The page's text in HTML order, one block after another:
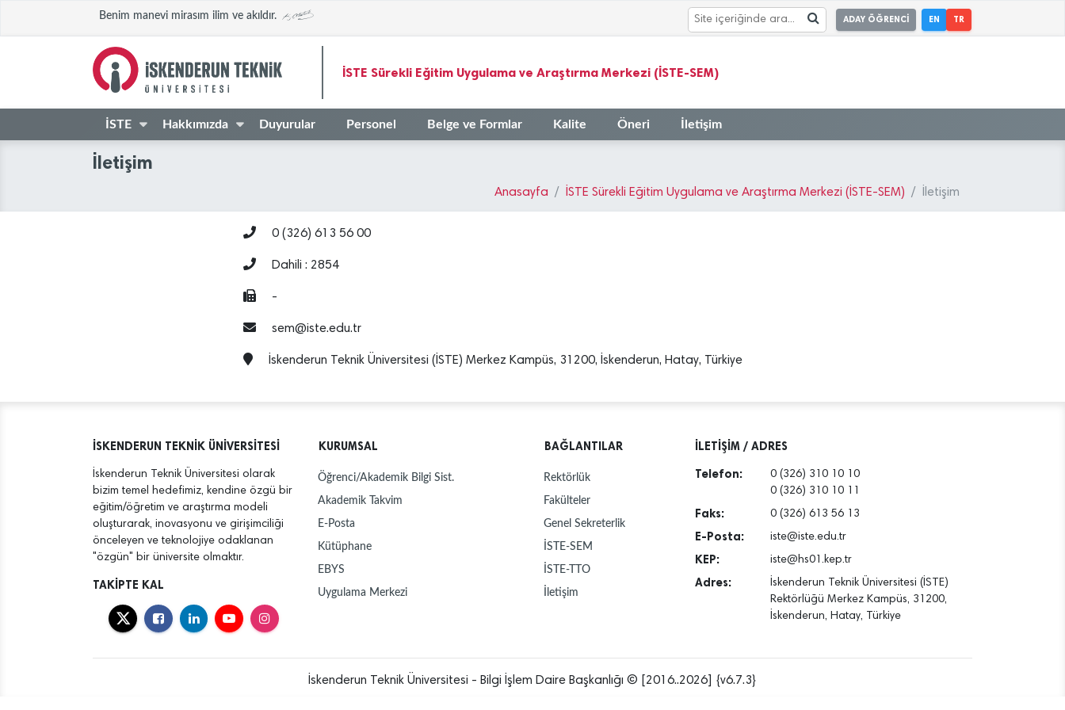
Benim manevi mirasım ilim ve akıldır. ADAY ÖĞRENCİ EN TR
İSTE Sürekli Eğitim Uygulama ve Araştırma Merkezi (İSTE-SEM)
İSTE Hakkımızda Duyurular Personel Belge ve Formlar Kalite Öneri İletişim
İletişim
Anasayfa İSTE Sürekli Eğitim Uygulama ve Araştırma Merkezi (İSTE-SEM) İletişim
0 (326) 613 56 00
Dahili : 2854
-
sem@iste.edu.tr
İskenderun Teknik Üniversitesi (İSTE) Merkez Kampüs, 31200, İskenderun, Hatay, Türkiye
İSKENDERUN TEKNİK ÜNİVERSİTESİ
İskenderun Teknik Üniversitesi olarak
bizim temel hedefimiz, kendine özgü bir
eğitim/öğretim ve araştırma modeli
oluşturarak, inovasyonu ve girişimciliği
önceleyen ve teknolojiye odaklanan
"özgün" bir üniversite olmaktır.
TAKİPTE KAL
KURUMSAL
Öğrenci/Akademik Bilgi Sist.
Akademik Takvim
E-Posta
Kütüphane
EBYS
Uygulama Merkezi
BAĞLANTILAR
Rektörlük
Fakülteler
Genel Sekreterlik
İSTE-SEM
İSTE-TTO
İletişim
İLETİŞİM / ADRES
Telefon:
0 (326) 310 10 10
0 (326) 310 10 11
Faks: 0 (326) 613 56 13
E-Posta: iste@iste.edu.tr
KEP: iste@hs01.kep.tr
Adres:
İskenderun Teknik Üniversitesi (İSTE)
Rektörlüğü Merkez Kampüs, 31200,
İskenderun, Hatay, Türkiye
İskenderun Teknik Üniversitesi - Bilgi İşlem Daire Başkanlığı © [2016..2026] {v6.7.3}